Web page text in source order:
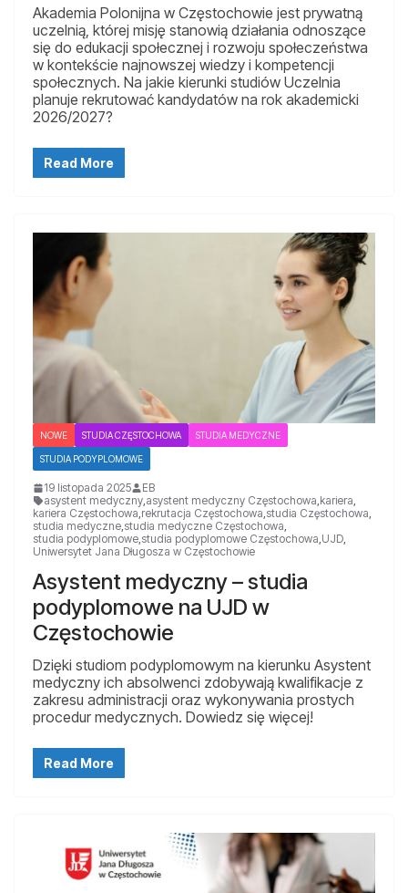
Akademia Polonijna w Częstochowie jest prywatną
uczelnią, której misję stanowią działania odnoszące
się do edukacji społecznej i rozwoju społeczeństwa
w kontekście najnowszej wiedzy i kompetencji
społecznych. Na jakie kierunki studiów Uczelnia
planuje rekrutować kandydatów na rok akademicki
2026/2027?
Read More
NOWE STUDIA CZĘSTOCHOWA STUDIA MEDYCZNE
STUDIA PODYPLOMOWE
19 listopada 2025
EB
asystent medyczny,asystent medyczny Częstochowa,kariera,
kariera Częstochowa,rekrutacja Częstochowa,studia Częstochowa,
studia medyczne,studia medyczne Częstochowa,
studia podyplomowe,studia podyplomowe Częstochowa,UJD,
Uniwersytet Jana Długosza w Częstochowie
Asystent medyczny – studia
podyplomowe na UJD w
Częstochowie
Dzięki studiom podyplomowym na kierunku Asystent
medyczny ich absolwenci zdobywają kwalifikacje z
zakresu administracji oraz wykonywania prostych
procedur medycznych. Dowiedz się więcej!
Read More